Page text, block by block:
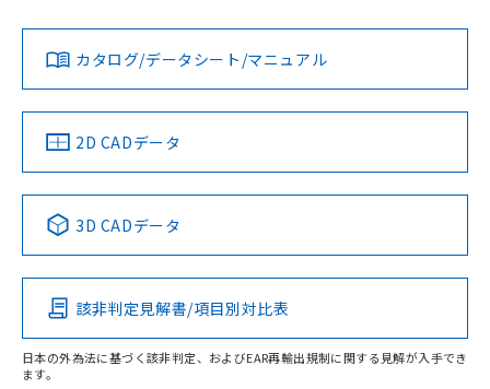
L: 12mm以上、φd: 70mm以上、D: 12mm以上、m: 24mm
以上、n: 70mm以上
金属埋め込み
鉄材
l: 0mm以上、φd: 12mm以上、D: 0mm以上、m: 24mm以
アルミ材
l: 12mm以上、φd: 70mm以上、D: 12mm以上、m: 24mm
検出領域
ダウンロードデータをご利用いただく前に、以下を必ずお読
みください。
ソフトウェアの使用条件
対応済み
中国 RoHS 注意事項・凡例
Pb Hg Cd Cr(VI)
O
LR型式承認
（イギリス
船舶規格）
DNV型式承認
（ノルウェー
BV型式承認
（フランス
KR型式
（韓国
No No No No
この製品の規格認証/適合状況ページへ
その他の認証はこちらのページからご検索ください
カタログ/データシート/マニュアル
2D CADデータ
3D CADデータ
該非判定見解書/項目別対比表
日本の外為法に基づく該非判定、およびEAR再輸出規制に関する見解が入手でき
ます。